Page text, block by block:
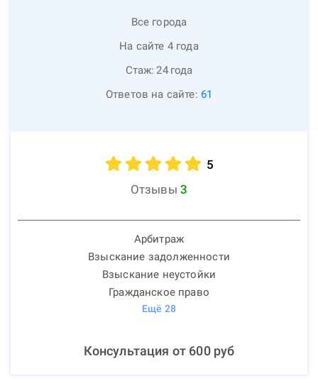
Все города
На сайте 4 года
Стаж: 24 года
Ответов на сайте: 61
5
Отзывы 3
Арбитраж
Взыскание задолженности
Взыскание неустойки
Гражданское право
Ещё 28
Консультация от 600руб